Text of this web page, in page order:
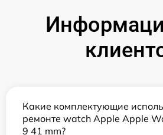
Какие комплектующие
ремонте watch Apple Apple
9 41 mm?